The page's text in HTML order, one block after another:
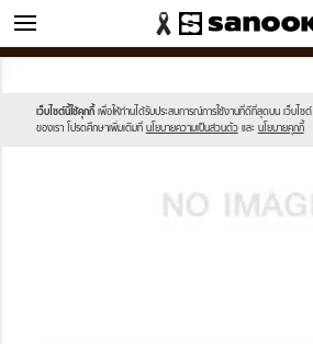
ข่าว
เว็บไซต์นี้ใช้คุกกี้ เพื่อให้ท่านได้รับประสบการณ์การใช้งานที่ดีที่สุดบน เว็บไซต์
ของเรา โปรดศึกษาเพิ่มเติมที่ นโยบายความเป็นส่วนตัว และ นโยบายคุกกี้
sanook.png
image.jpg